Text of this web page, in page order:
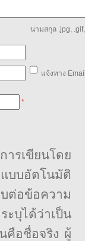
นามสกุล .jpg,
แจ้งทาง
*
รเขียนโดย
บอัตโนมัติ
ต่อข้อความ
บุได้ว่าเป็น
คือชื่อจริง ผู้